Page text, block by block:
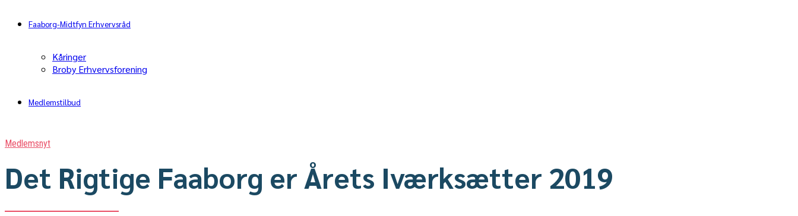
Faaborg-Midtfyn Erhvervsråd
Kåringer
Broby Erhvervsforening
Medlemstilbud
Medlemsnyt
Det Rigtige Faaborg er Årets Iværksætter 2019